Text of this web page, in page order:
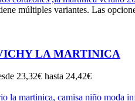
múltiples variantes. Las
LA MARTINICA
23,32€ hasta 24,42€